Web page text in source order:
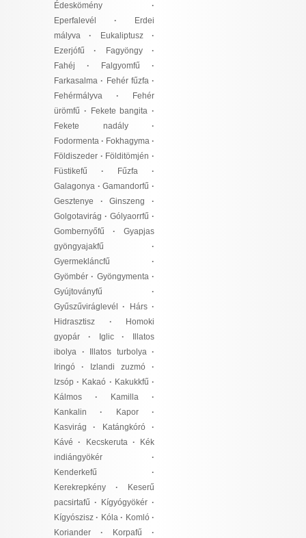
Édeskömény ·
Eperfalevél
· Erdei
mályva · Eukaliptusz·
Ezerjófű · Fagyöngy·
Fahéj · Falgyomfű ·
Farkasalma · Fehér fűzfa·
Fehérmályva · Fehér
ürömfű · Fekete bangita ·
Fekete nadály·
Fodormenta · Fokhagyma ·
Földiszeder · Földitömjén ·
Füstikefű · Fűzfa ·
Galagonya · Gamandorfű ·
Gesztenye · Ginszeng ·
Golgotavirág · Gólyaorrfű ·
Gombernyőfű · Gyapjas
gyöngyajakfű ·
Gyermekláncfű ·
Gyömbér · Gyöngymenta·
Gyújtoványfű ·
Gyűszűviráglevél
· Hárs·
Hidrasztisz · Homoki
gyopár · Iglic· Illatos
ibolya · Illatos turbolya·
Iringó · Izlandi zuzmó ·
Izsóp · Kakaó · Kakukkfű ·
Kálmos · Kamilla ·
Kankalin · Kapor·
Kasvirág · Katángkóró ·
Kávé · Kecskeruta· Kék
indiángyökér ·
Kenderkefű ·
Kerekrepkény · Keserű
pacsirtafű · Kígyógyökér ·
Kígyószisz · Kóla· Komló ·
Koriander · Korpafű ·